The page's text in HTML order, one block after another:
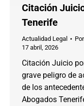
Citación
Tenerife
Actualidad Legal Por
17 abril, 2026
Citación Juicio
grave peligro de
de los
Abogados